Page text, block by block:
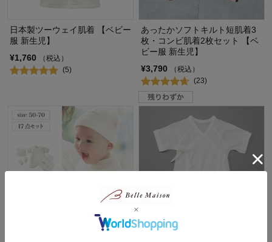
日本製ツーウェイ肌着 【ベビー
服 新生児】
¥1,760
（税込）
(5)
あったかソフトキルト短肌着3
枚・コンビ肌着2枚セット 【ベ
ビー服 新生児】
¥3,790
（税込）
(23)